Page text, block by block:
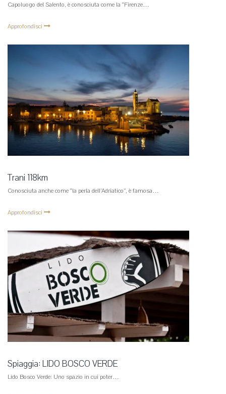
Capoluogo del Salento, è conosciuta come la “Firenze…
Approfondisci
Trani 118km
Conosciuta anche come “la perla dell’Adriatico”, è famosa…
Approfondisci
Spiaggia: LIDO BOSCO VERDE
Lido Bosco Verde: Uno spazio in cui poter…